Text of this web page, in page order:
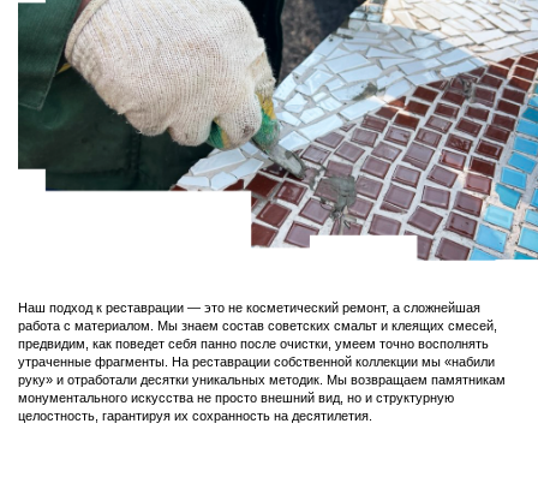
Аккуратный демонтаж и бережный монтаж
Любая ошибка при переносе мозаики неисправима. Мы прошли путь от
позволяет снимать панно даже с аварийных конструкций. Мы понимаем нагрузки,
Подробнее